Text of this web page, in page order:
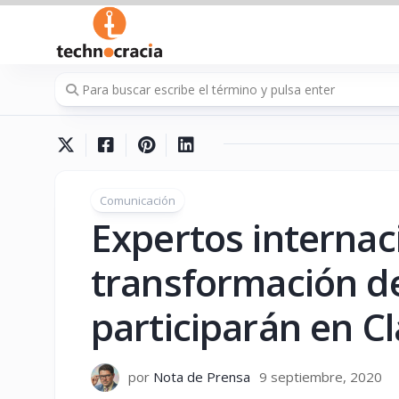
Saltar
contenido
Comunicación
Expertos
transformación
participarán en
por Nota de Prensa 9 septiembre, 2020